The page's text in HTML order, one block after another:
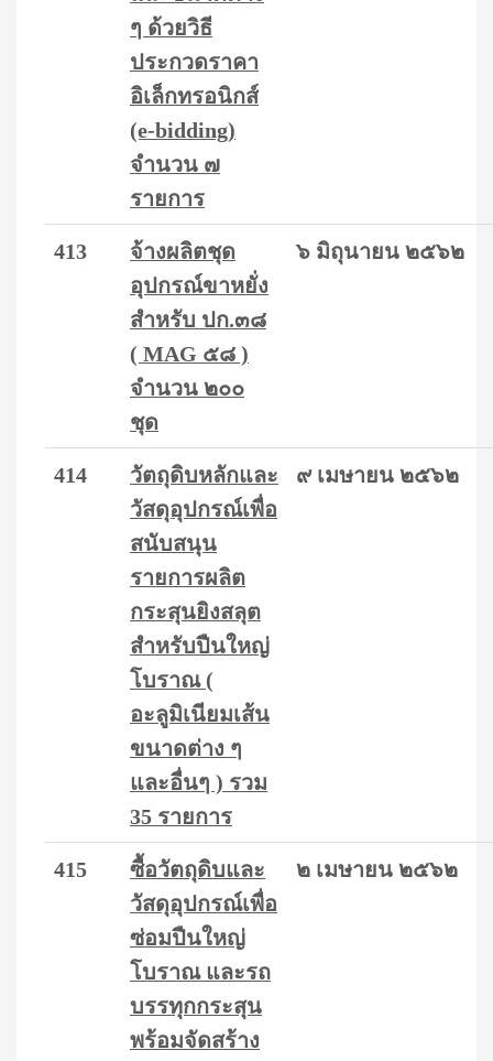
ๆ ด้วยวิธี
ประกวดราคา
อิเล็กทรอนิกส์
(e-bidding)
จำนวน ๗
รายการ
413
จ้างผลิตชุด
อุปกรณ์ขาหยั่ง
สำหรับ ปก.๓๘
( MAG ๕๘ )
จำนวน ๒๐๐
ชุด
๖ มิถุนายน ๒๕๖๒
414
วัตถุดิบหลักและ
วัสดุอุปกรณ์เพื่อ
สนับสนุน
รายการผลิต
กระสุนยิงสลุต
สำหรับปืนใหญ่
โบราณ (
อะลูมิเนียมเส้น
ขนาดต่าง ๆ
และอื่นๆ ) รวม
35 รายการ
๙ เมษายน ๒๕๖๒
415
ซื้อวัตถุดิบและ
วัสดุอุปกรณ์เพื่อ
ซ่อมปืนใหญ่
โบราณ และรถ
บรรทุกกระสุน
พร้อมจัดสร้าง
๒ เมษายน ๒๕๖๒